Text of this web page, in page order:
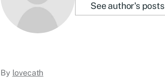
See author's posts
By lovecath